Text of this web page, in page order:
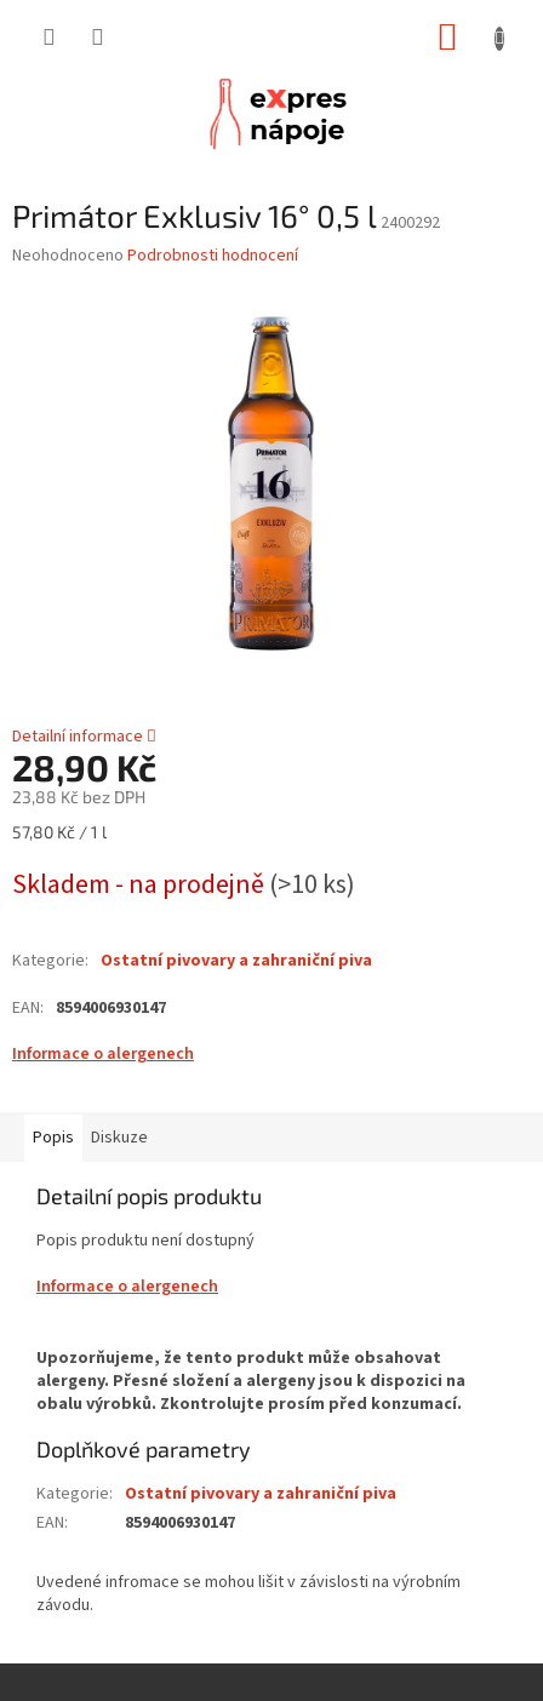
Primátor Exklusiv 16° 0,5 l 2400292
Průměrné
Neohodnoceno Podrobnosti hodnocení
Detailní informace
28,90 Kč
23,88 Kč bez DPH
Měrná
57,80 Kč / 1 l
Skladem - na prodejně (>10 ks)
Kategorie: Ostatní pivovary a zahraniční piva
EAN: 8594006930147
Informace o alergenech
Popis Diskuze
Detailní popis produktu
Popis produktu není dostupný
Informace o alergenech
Doplňkové parametry
Kategorie: Ostatní pivovary a zahraniční piva
EAN: 8594006930147